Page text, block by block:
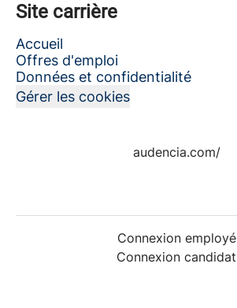
Site carrière
Accueil
Offres d'emploi
Données et confidentialité
Gérer les cookies
audencia.com/
Connexion employé
Connexion candidat